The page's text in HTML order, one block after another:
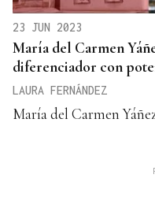
23 JUN 2023
María del Carmen
diferenciador con
LAURA FERNÁNDEZ
María del Carmen